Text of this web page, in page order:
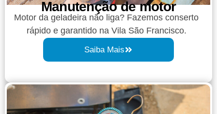
Manutenção de motor
Motor da geladeira não liga? Fazemos conserto
rápido e garantido na Vila São Francisco.
Saiba Mais